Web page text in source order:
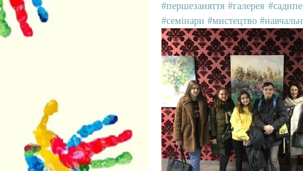
#першезаняття #галерея
#семінари #мистецтво